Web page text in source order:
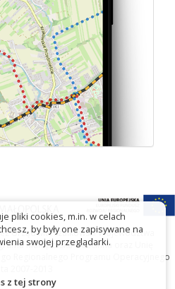
Urząd Marszałkowski Województwa
Małopolska Gościnna oraz Unię
Regionalnego Programu Operacyjnego
pliki cookies, m.in. w celach
by były one zapisywane na
swojej przeglądarki.
z tej strony